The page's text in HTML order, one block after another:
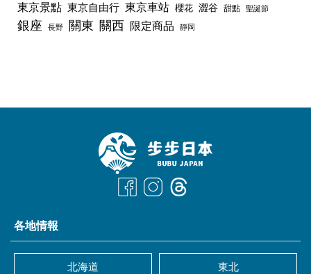
東京景點 東京自由行 東京車站 櫻花 澀谷 甜點 聖誕節
銀座 長野 關東 關西 限定商品 靜岡
各地情報
北海道 東北